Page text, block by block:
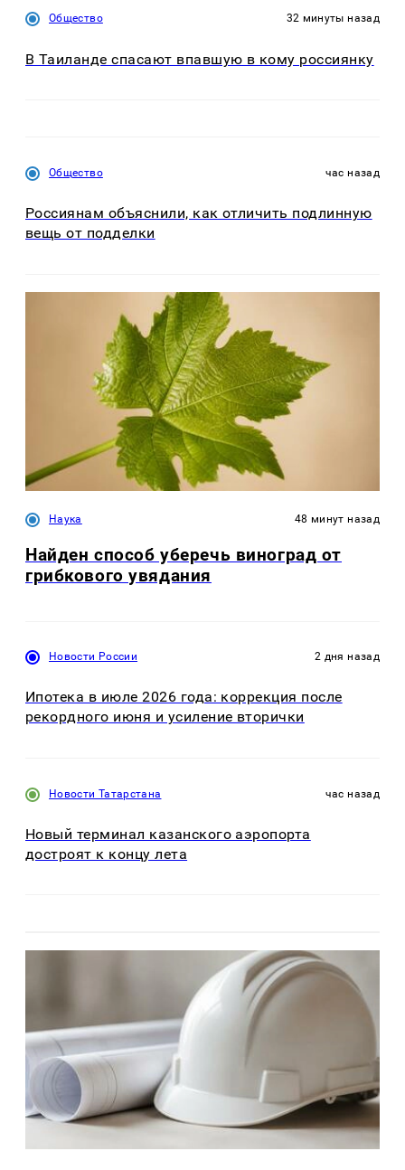
Общество 32 минуты назад
В Таиланде спасают впавшую в кому россиянку
Общество час назад
Россиянам объяснили, как отличить подлинную
вещь от подделки
Наука 48 минут назад
Найден способ уберечь виноград от
грибкового увядания
Новости России 2 дня назад
Ипотека в июле 2026 года: коррекция после
рекордного июня и усиление вторички
Новости Татарстана час назад
Новый терминал казанского аэропорта
достроят к концу лета